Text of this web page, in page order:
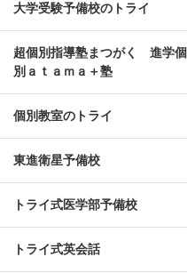
大学受験予備校のトライ
超個別指導塾まつがく 進学個
別ａｔａｍａ＋塾
個別教室のトライ
東進衛星予備校
トライ式医学部予備校
トライ式英会話